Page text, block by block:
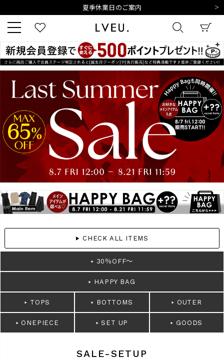
夏季休業日のご案内
10,000円以上ご購入で送料無料
夏季休業日のご案内
令和8年熊本地震の影響によるお荷物のお届けについて
キーワード
商品番号
販売タイプ
新着 再入荷 SALE
CHECK ALL ITEMS
30％OFF～
HAPPY BAG
TOPS BOTTOMS OUTER
ONEPIECE SET UP GOODS
SALE-SETUP